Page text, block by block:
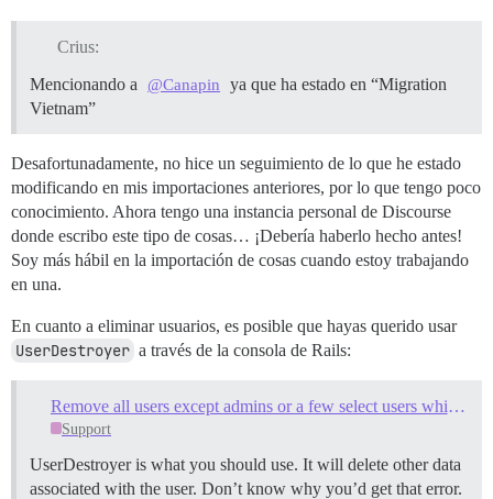
Crius:
Mencionando a
@Canapin
ya que ha estado en “Migration
Vietnam”
Desafortunadamente, no hice un seguimiento de lo que he estado
modificando en mis importaciones anteriores, por lo que tengo poco
conocimiento. Ahora tengo una instancia personal de Discourse
donde escribo este tipo de cosas… ¡Debería haberlo hecho antes!
Soy más hábil en la importación de cosas cuando estoy trabajando
en una.
En cuanto a eliminar usuarios, es posible que hayas querido usar
UserDestroyer a través de la consola de Rails:
Remove all users except admins or a few select users whichever is easier
Support
UserDestroyer is what you should use. It will delete other data
associated with the user. Don’t know why you’d get that error.